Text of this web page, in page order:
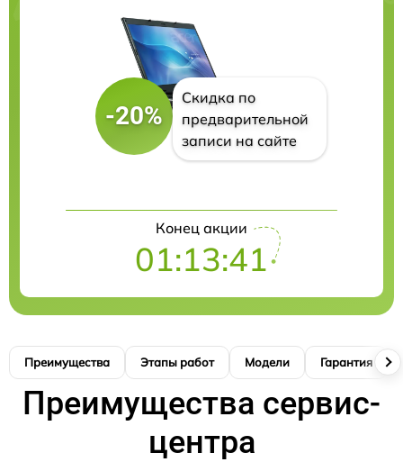
-20%
Скидка по
предварительной
записи на сайте
Конец акции
01:13:40
Преимущества Этапы работ Модели Гарантия
Преимущества сервис-
центра